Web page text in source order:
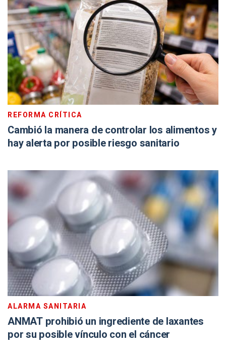
REFORMA CRÍTICA
Cambió la manera de controlar los alimentos y
hay alerta por posible riesgo sanitario
ALARMA SANITARIA
ANMAT prohibió un ingrediente de laxantes
por su posible vínculo con el cáncer